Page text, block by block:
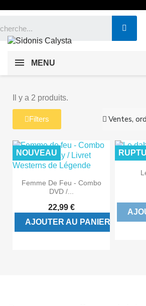
MENU
Il y a 2 produits.
Filters
Femme De Feu - Combo
DVD /...
22,99 €
AJOUTER AU PANIER
NOUVEAU